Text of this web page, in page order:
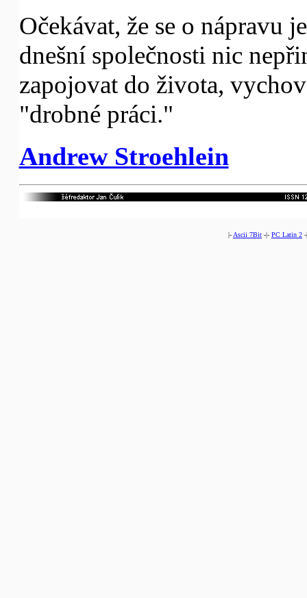
Očekávat, že se o nápravu
dnešní společnosti nic
zapojovat do života,
"drobné práci."
Andrew Stroehlein
|- Ascii 7Bit -|- PC Latin 2